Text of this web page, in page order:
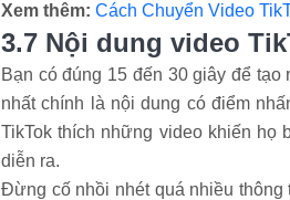
Xem thêm: Cách Chuyển Video
3.7 Nội dung video
Bạn có đúng 15 đến 30 giây để
nhất chính là nội dung có điểm
TikTok thích những video khiến họ
diễn ra.
Đừng cố nhồi nhét quá nhiều